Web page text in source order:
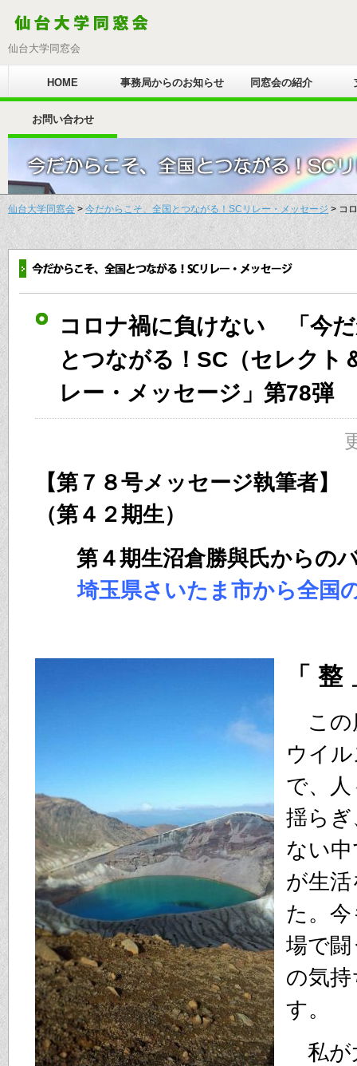
仙台大学同窓会
HOME 事務局からのお知らせ 同窓会の紹介
お問い合わせ
仙台大学同窓会 > 今だからこそ、全国とつながる！SCリレー・メッセージ > コ
コロナ禍に負けない 「今
とつながる！SC（セレクト
レー・メッセージ」第78弾
【第７８号メッセージ執筆
（第４２期生）
第４期生沼倉勝與氏からの
埼玉県さいたま市から全国
「 整
この
ウイ
で、
揺ら
ない
が生
た。
場で
の気
す。
私が